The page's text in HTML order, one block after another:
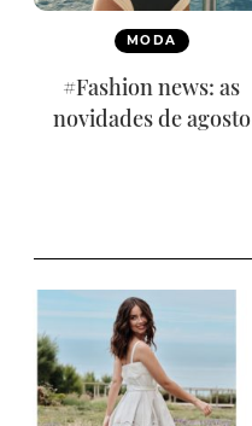
MODA
#Fashion news: as
novidades de agosto